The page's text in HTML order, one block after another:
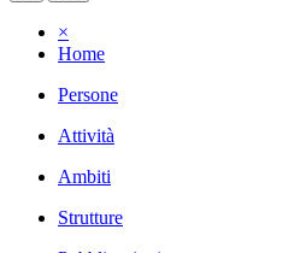
×
Home
Persone
Attività
Ambiti
Strutture